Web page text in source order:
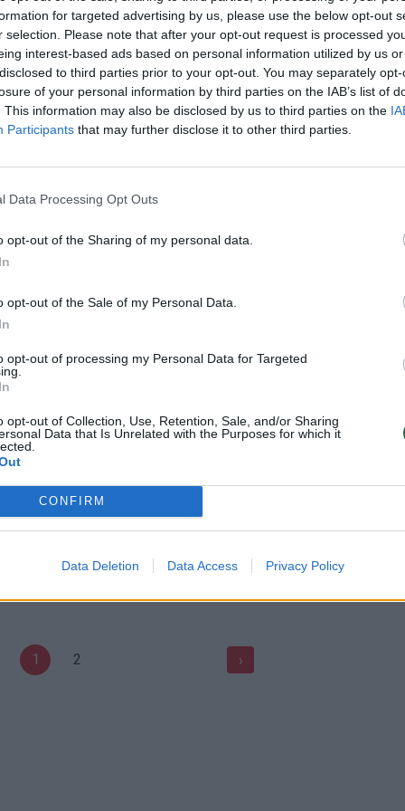
for targeted advertising by us, please use the below opt-out
selection. Please note that after your opt-out request is processed
interest-based ads based on personal information utilized by us
to third parties prior to your opt-out. You may separately
of your personal information by third parties on the IAB’s list of
This information may also be disclosed by us to third parties on the
Participants that may further disclose it to other third parties.
Data Processing Opt Outs
opt-out of the Sharing of my personal data.
opt-out of the Sale of my Personal Data.
opt-out of processing my Personal Data for Targeted
opt-out of Collection, Use, Retention, Sale, and/or Sharing
Data that Is Unrelated with the Purposes for which it
CONFIRM
Data Deletion Data Access Privacy Policy
ašarų: aiškėja
aplinkybės
Lietuvos diena
Žinios | Lietuvos diena
00:03:35
kaip iš „Vilniaus
Dėl galimai Nerį teršiančių
ragina trauktis
prisijungusius klientus
Lietuvos diena
komisija: „Vilniaus vandenys“
diena
smegduobės pakibo
Žinios Lietuvos diena
1 2 ›